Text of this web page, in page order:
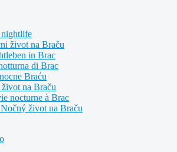
život na Braču
in Brac
di Brac
Braću
na Braču
nocturne à Brac
Nočný život na Braču